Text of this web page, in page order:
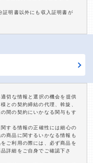
証明書以外にも収入証明書が
切な情報と選択の機会を提供
との契約締結の代理、斡旋、
間の契約にいかなる関与もす
する情報の正確性には細心の
商品に関するいかなる情報も
ご利用の際には、必ず商品を
詳細をご自身でご確認下さ